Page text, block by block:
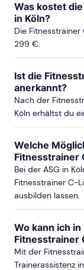
Was kostet
in Köln?
Die Fitnesstrainer
299 €.
Ist die
anerkannt?
Nach der
Köln erhältst du
Welche
Fitnesstrainer
Bei der ASG in
Fitnesstrainer C-
ausbilden lassen.
Wo kann ich
Fitnesstrainer
Mit der
Trainerassistenz